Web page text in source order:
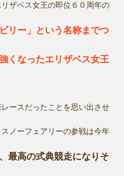
ザベス女王の即位６０周年の
リー」という名称までつ
くなったエリザベス女王
ースだったことを思い出させ
ノーフェアリーの参戦は今年
最高の式典競走になりそ